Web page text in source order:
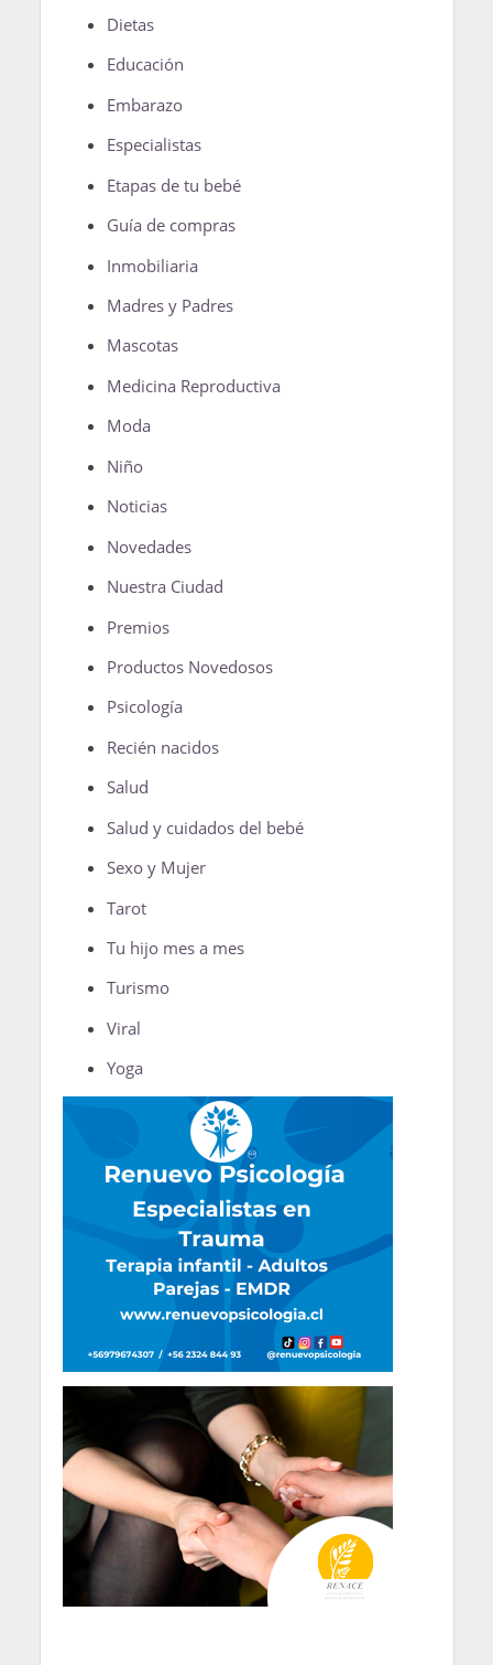
Dietas
Educación
Embarazo
Especialistas
Etapas de tu bebé
Guía de compras
Inmobiliaria
Madres y Padres
Mascotas
Medicina Reproductiva
Moda
Niño
Noticias
Novedades
Nuestra Ciudad
Premios
Productos Novedosos
Psicología
Recién nacidos
Salud
Salud y cuidados del bebé
Sexo y Mujer
Tarot
Tu hijo mes a mes
Turismo
Viral
Yoga